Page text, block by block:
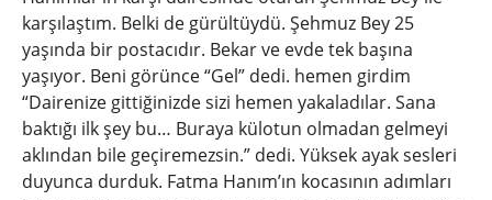
karşılaştım. Belki de gürültüydü. Şehmuz Bey 25
yaşında bir postacıdır. Bekar ve evde tek başına
yaşıyor. Beni görünce “Gel” dedi. hemen girdim
“Dairenize gittiğinizde sizi hemen yakaladılar. Sana
baktığı ilk şey bu… Buraya külotun olmadan gelmeyi
aklından bile geçiremezsin.” dedi. Yüksek ayak sesleri
duyunca durduk. Fatma Hanım’ın kocasının adımları